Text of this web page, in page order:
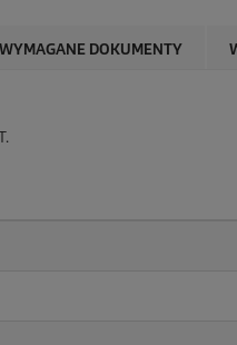
WYMAGANE DOKUMENTY